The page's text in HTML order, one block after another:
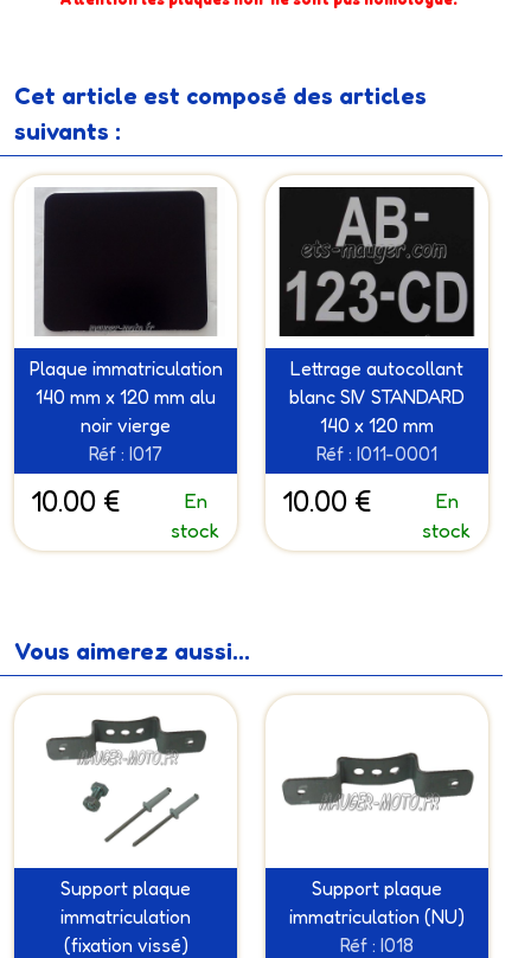
Cet article est composé des articles
suivants :
Plaque immatriculation
140 mm x 120 mm alu
noir vierge
Réf : I017
10.00 €
En
stock
Lettrage autocollant
blanc SIV STANDARD
140 x 120 mm
Réf : I011-0001
10.00 €
En
stock
Vous aimerez aussi...
Support plaque
immatriculation
(fixation vissé)
Support plaque
immatriculation (NU)
Réf : I018